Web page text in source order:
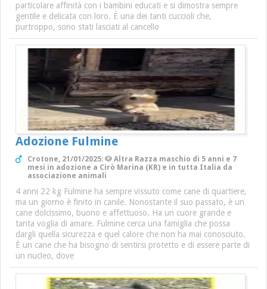
particolare affinità con i bambini educati e si dimostra sempre
gentile e delicata con loro. È una dei tanti cuccioli che,
purtroppo, sono stati lasciati al cancello
Adozione Fulmine
Crotone, 21/01/2025: 🐶 Altra Razza maschio di 5 anni e 7
mesi in adozione a Cirò Marina (KR) e in tutta Italia da
associazione animali
4 anni 22 kg Fulmine ha sempre vissuto come cane di quartiere,
ma un giorno è finito in canile. Nonostante il suo passato, è un
cane dolcissimo, buono e affettuoso. Ha un cuore grande e
tanta voglia di amare. Fulmine cerca una famiglia che possa
dargli quella sicurezza e quel calore che non ha mai conosciuto.
È un cane che ha bisogno di sentirsi protetto e di essere parte di
un nucleo, dove